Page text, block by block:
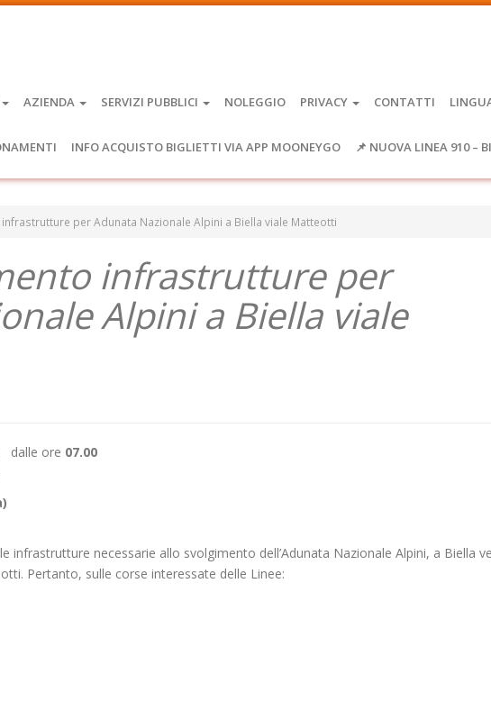
AZIENDA SERVIZI PUBBLICI NOLEGGIO PRIVACY CONTATTI
INFO ACQUISTO BIGLIETTI VIA APP MOONEYGO 📌 NUOVA LINEA 910 –
per Adunata Nazionale Alpini a Biella viale Matteotti
infrastrutture per
Alpini a Biella viale
dalle ore 07.00
infrastrutture necessarie allo svolgimento dell’Adunata Nazionale Alpini, a Biella
Pertanto, sulle corse interessate delle Linee: